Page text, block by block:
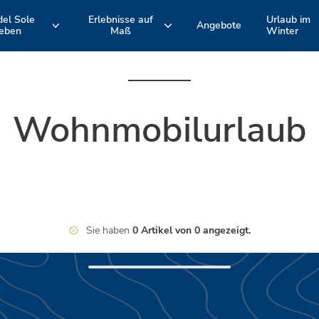
Bologna
Nordküste
Sole
Restaurants
Erlebnisse auf
Maß
Angebote
Urlaub im
Winter
Wohnmobilurlaub
Sie haben 0 Artikel von 0 angezeigt.